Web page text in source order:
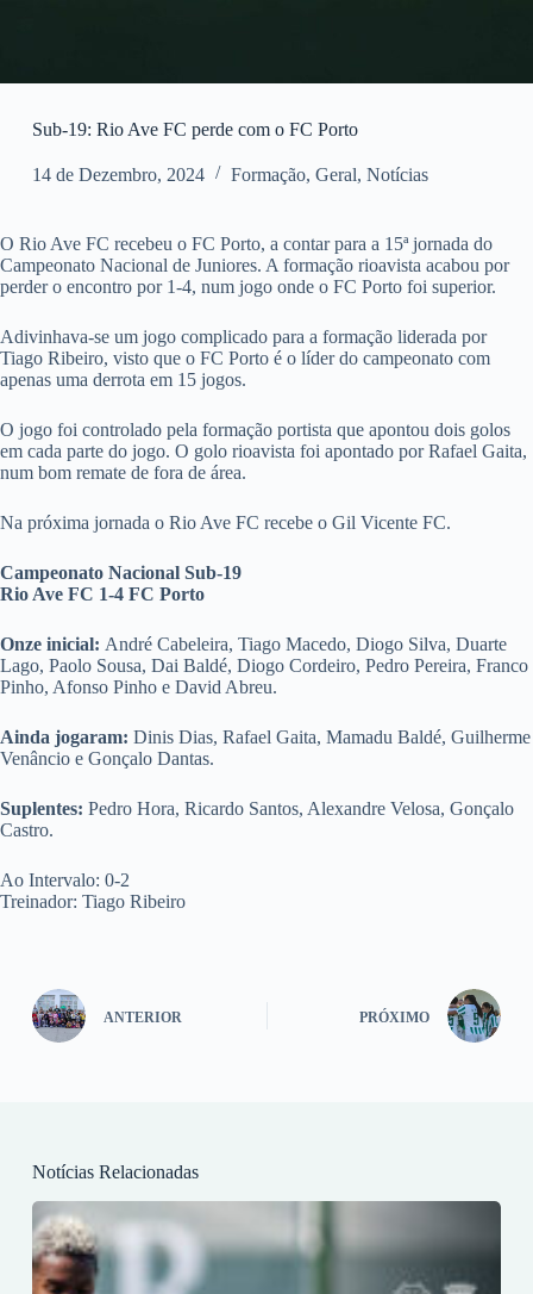
Sub-19: Rio Ave FC perde com o FC Porto
14 de Dezembro, 2024 Formação, Geral, Notícias
O Rio Ave FC recebeu o FC Porto, a contar para a 15ª jornada do
Campeonato Nacional de Juniores. A formação rioavista acabou por
perder o encontro por 1-4, num jogo onde o FC Porto foi superior.
Adivinhava-se um jogo complicado para a formação liderada por
Tiago Ribeiro, visto que o FC Porto é o líder do campeonato com
apenas uma derrota em 15 jogos.
O jogo foi controlado pela formação portista que apontou dois golos
em cada parte do jogo. O golo rioavista foi apontado por Rafael Gaita,
num bom remate de fora de área.
Na próxima jornada o Rio Ave FC recebe o Gil Vicente FC.
Campeonato Nacional Sub-19
Rio Ave FC 1-4 FC Porto
Onze inicial: André Cabeleira, Tiago Macedo, Diogo Silva, Duarte
Lago, Paolo Sousa, Dai Baldé, Diogo Cordeiro, Pedro Pereira, Franco
Pinho, Afonso Pinho e David Abreu.
Ainda jogaram: Dinis Dias, Rafael Gaita, Mamadu Baldé, Guilherme
Venâncio e Gonçalo Dantas.
Suplentes: Pedro Hora, Ricardo Santos, Alexandre Velosa, Gonçalo
Castro.
Ao Intervalo: 0-2
Treinador: Tiago Ribeiro
ANTERIOR PRÓXIMO
Notícias Relacionadas